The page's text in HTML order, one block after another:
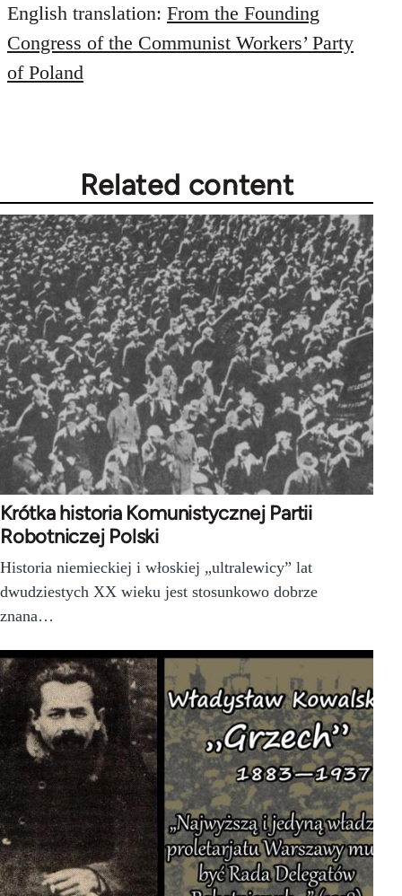
to
Welcome
by
libcom.org
English translation: From the Founding
Congress of the Communist Workers’ Party
of Poland
Related content
Krótka historia Komunistycznej Partii
Robotniczej Polski
Historia niemieckiej i włoskiej „ultralewicy” lat
dwudziestych XX wieku jest stosunkowo dobrze
znana…